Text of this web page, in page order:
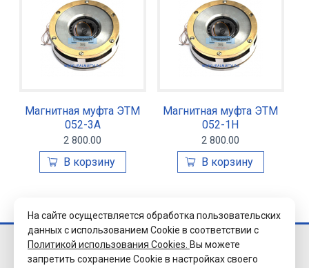
Магнитная муфта ЭТМ
052-3А
2 800.00
Магнитная муфта ЭТМ
052-1Н
2 800.00
© 2026 Завод
«Уралэлектромуфта»
На сайте осуществляется обработка пользовательских
данных с использованием Cookie в соответствии с
Политикой использования Cookies. Вы можете
запретить сохранение Cookie в настройках своего